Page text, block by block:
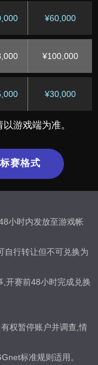
¥60,000
¥100,000
¥30,000
¥50,000
¥25,000
¥40,000
¥1,000,000
游戏端为准。
赛格式
小时内发放至游戏帐
自行转让但不可兑换为
,开赛前48小时完成兑换
权暂停账户并调查,情
标准规则适用。